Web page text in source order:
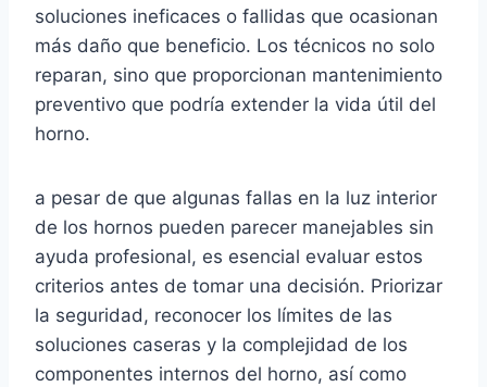
soluciones ineficaces o fallidas que ocasionan
más daño que beneficio. Los técnicos no solo
reparan, sino que proporcionan mantenimiento
preventivo que podría extender la vida útil del
horno.
a pesar de que algunas fallas en la luz interior
de los hornos pueden parecer manejables sin
ayuda profesional, es esencial evaluar estos
criterios antes de tomar una decisión. Priorizar
la seguridad, reconocer los límites de las
soluciones caseras y la complejidad de los
componentes internos del horno, así como